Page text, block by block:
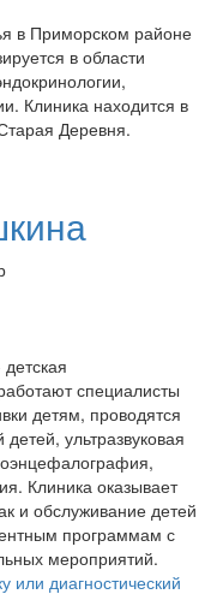
в Приморском районе
в области
Клиника находится в
Деревня.
специалисты
детям, проводятся
ультразвуковая
Клиника оказывает
и обслуживание детей
программам с
мероприятий.
или диагностический